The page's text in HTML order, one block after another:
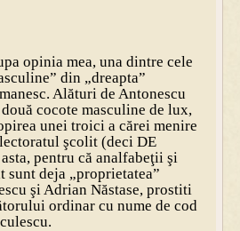
opinia mea, una dintre cele
din „dreapta”
Alături de Antonescu
cocote masculine de lux,
unei troici a cărei menire
şcolit (deci DE
pentru că analfabeţii şi
sunt deja „proprietatea”
şi Adrian Năstase, prostiti
ordinar cu nume de cod